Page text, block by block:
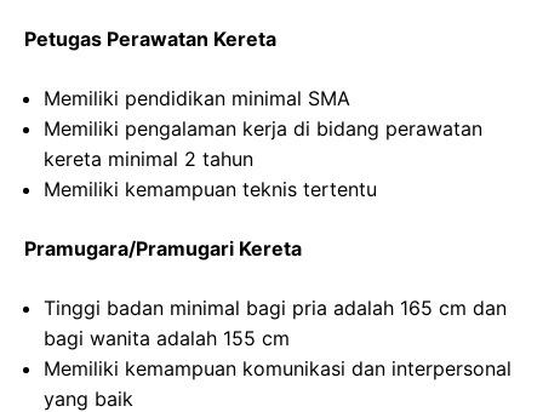
Petugas Perawatan Kereta
Memiliki pendidikan minimal SMA
Memiliki pengalaman kerja di bidang perawatan
kereta minimal 2 tahun
Memiliki kemampuan teknis tertentu
Pramugara/Pramugari Kereta
Tinggi badan minimal bagi pria adalah 165 cm dan
bagi wanita adalah 155 cm
Memiliki kemampuan komunikasi dan interpersonal
yang baik